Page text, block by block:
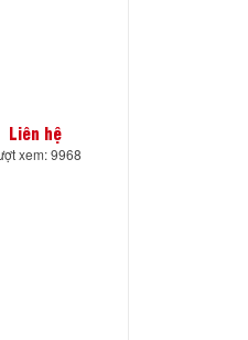
Liên hệ
xem: 9968